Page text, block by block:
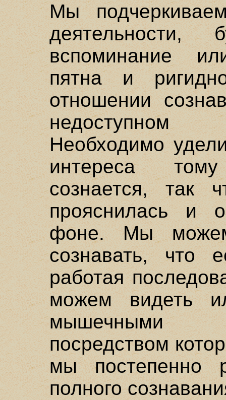
Мы
вспоминание
пятна и
отношении
недоступном
Необходимо
интереса
сознается, так
прояснилась и
фоне. Мы
сознавать, что
работая
можем видеть
мышечными
посредством
мы постепенно
полного